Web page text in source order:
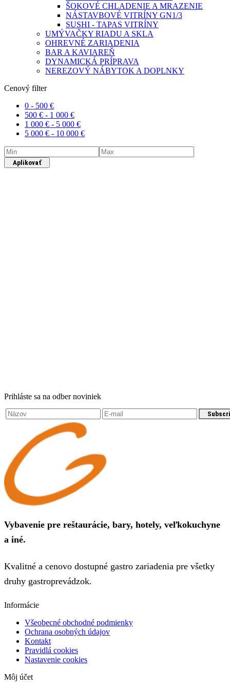
ŠOKOVÉ CHLADENIE A MRAZENIE
NÁSTAVBOVÉ VITRÍNY GN1/3
SUSHI - TAPAS VITRÍNY
UMÝVAČKY RIADU A SKLA
OHREVNÉ ZARIADENIA
BAR A KAVIAREŇ
DYNAMICKÁ PRÍPRAVA
NEREZOVÝ NÁBYTOK A DOPLNKY
Cenový filter
0 - 500 €
500 € - 1 000 €
1 000 € - 5 000 €
5 000 € - 10 000 €
Aplikovať
Prihláste sa na odber noviniek
Vybavenie pre reštaurácie, bary, hotely, veľkokuchyne
a iné.
Kvalitné a cenovo dostupné gastro zariadenia pre všetky
druhy gastroprevádzok.
Informácie
Všeobecné obchodné podmienky
Ochrana osobných údajov
Kontakt
Pravidlá cookies
Nastavenie cookies
Môj účet